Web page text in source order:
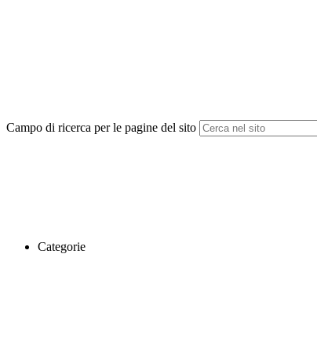
Campo di ricerca per le pagine del sito
Categorie